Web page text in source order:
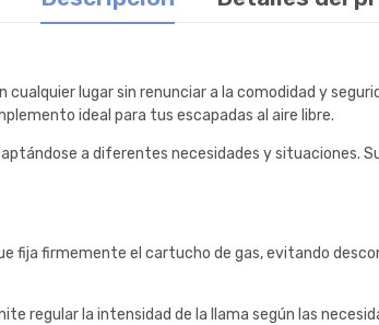
lugar sin renunciar a la comodidad y
ideal para tus escapadas al aire libre.
a diferentes necesidades y
fija firmemente el cartucho de gas, evitando
regular la intensidad de la llama según las